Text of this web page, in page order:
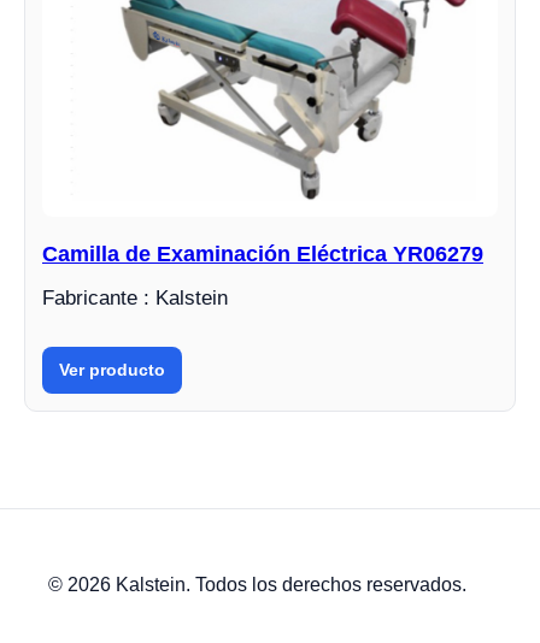
Camilla de Examinación Eléctrica YR06279
Fabricante : Kalstein
Ver producto
© 2026 Kalstein. Todos los derechos reservados.